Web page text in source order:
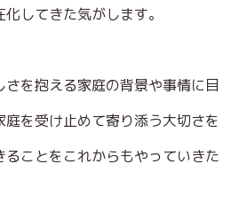
してきた気がします。
を抱える家庭の背景や事情に目
を受け止めて寄り添う大切さを
ことをこれからもやっていきた